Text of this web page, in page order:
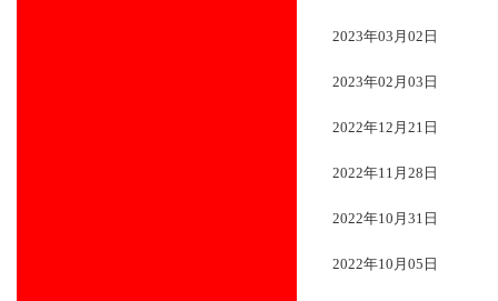
2023年03月02日
2023年02月03日
2022年12月21日
2022年11月28日
2022年10月31日
2022年10月05日